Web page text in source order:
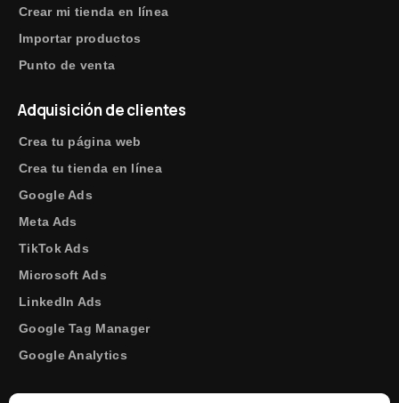
Crear mi tienda en línea
Importar productos
Punto de venta
Adquisición de clientes
Crea tu página web
Crea tu tienda en línea
Google Ads
Meta Ads
TikTok Ads
Microsoft Ads
LinkedIn Ads
Google Tag Manager
Google Analytics